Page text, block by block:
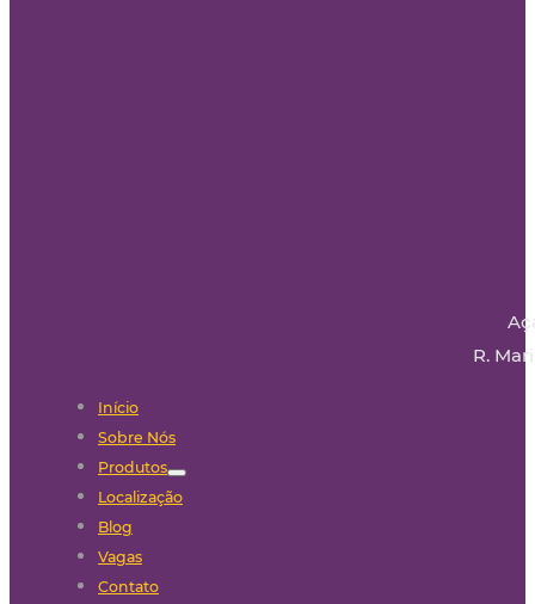
R.
Início
Sobre Nós
Produtos
Localização
Blog
Vagas
Contato